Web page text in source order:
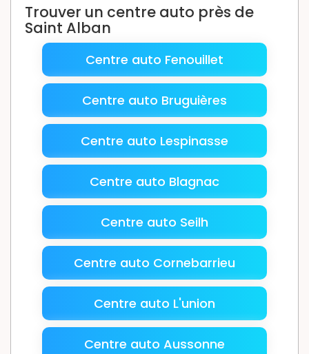
Trouver un centre auto près de
Saint Alban
Centre auto Fenouillet
Centre auto Bruguières
Centre auto Lespinasse
Centre auto Blagnac
Centre auto Seilh
Centre auto Cornebarrieu
Centre auto L'union
Centre auto Aussonne